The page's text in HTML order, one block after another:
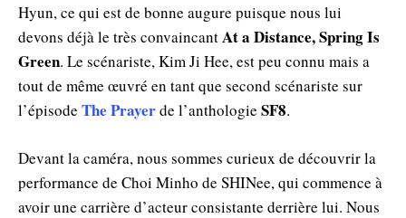
Hyun, ce qui est de bonne augure puisque nous lui
devons déjà le très convaincantAt a Distance, Spring Is
Green. Le scénariste, Kim Ji Hee, est peu connu mais a
tout de même œuvré en tant que second scénariste sur
l’épisode The Prayerde l’anthologie SF8.
Devant la caméra, nous sommes curieux de découvrir la
performance de Choi Minho de SHINee, qui commence à
avoir une carrière d’acteur consistante derrière lui. Nous